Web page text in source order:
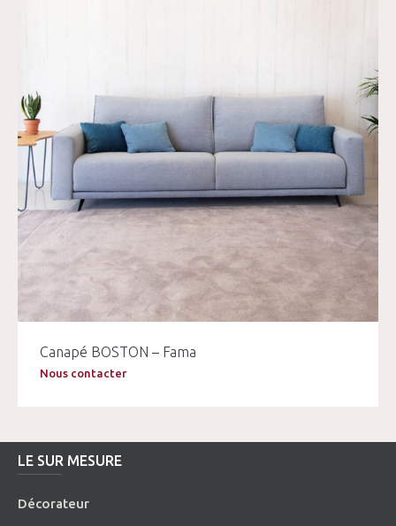
Canapé BOSTON – Fama
Nous contacter
LE SUR MESURE
Décorateur